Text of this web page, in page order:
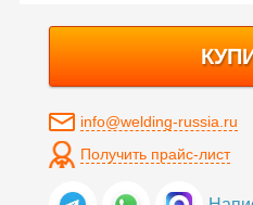
info@welding-russia.ru
Получить прайс-лист